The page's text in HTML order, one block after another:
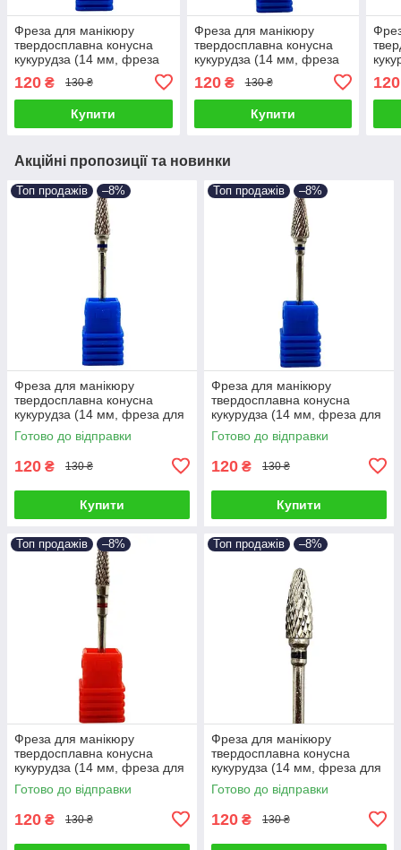
Фреза для манікюру
твердосплавна конусна
кукурудза (14 мм, фреза
манікюрна фреза)
120 ₴ 130 ₴
Купити
Фреза для манікюру
твердосплавна конусна
кукурудза (14 мм, фреза
манікюрна фреза)
120₴ 130 ₴
Купити
120
Акційні пропозиції та новинки
Топ продажів –8%
Фреза для манікюру
твердосплавна конусна
кукурудза (14 мм, фреза для
зняття гель лаку, манікюрна
фреза)
Готово до відправки
120 ₴ 130 ₴
Купити
Топ продажів –8%
Фреза для манікюру
твердосплавна конусна
кукурудза (14 мм, фреза для
зняття гель лаку, манікюрна
фреза)
Готово до відправки
120 ₴ 130 ₴
Купити
Топ продажів –8%
Фреза для манікюру
твердосплавна конусна
кукурудза (14 мм, фреза для
зняття гель лаку, манікюрна
фреза)
Готово до відправки
120 ₴ 130 ₴
Топ продажів –8%
Фреза для манікюру
твердосплавна конусна
кукурудза (14 мм, фреза для
зняття гель лаку, манікюрна
фреза)
Готово до відправки
120 ₴ 130 ₴